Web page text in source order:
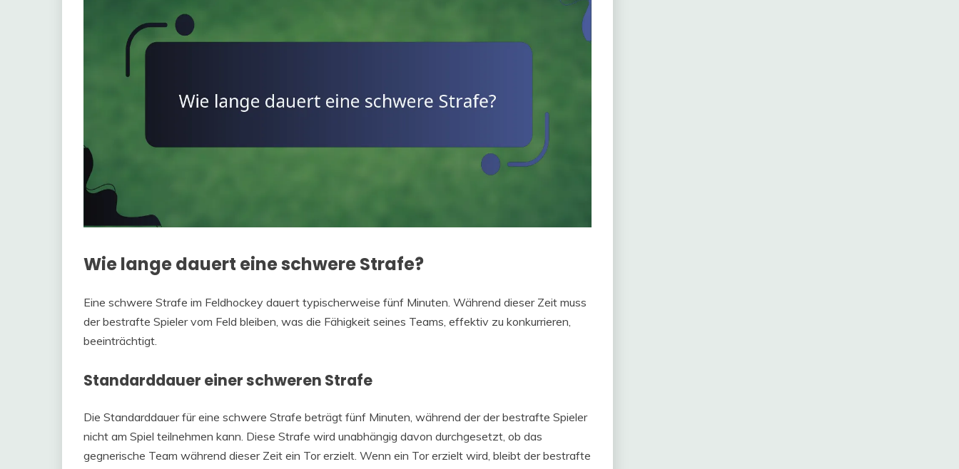
Wie lange dauert eine schwere Strafe?
Eine schwere Strafe im Feldhockey dauert typischerweise fünf Minuten. Während dieser Zeit muss
der bestrafte Spieler vom Feld bleiben, was die Fähigkeit seines Teams, effektiv zu konkurrieren,
beeinträchtigt.
Standarddauer einer schweren Strafe
Die Standarddauer für eine schwere Strafe beträgt fünf Minuten, während der der bestrafte Spieler
nicht am Spiel teilnehmen kann. Diese Strafe wird unabhängig davon durchgesetzt, ob das
gegnerische Team während dieser Zeit ein Tor erzielt. Wenn ein Tor erzielt wird, bleibt der bestrafte